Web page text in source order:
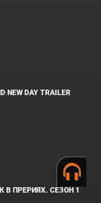
NEW DAY TRAILER
ПРЕРИЯХ. СЕЗОН 1